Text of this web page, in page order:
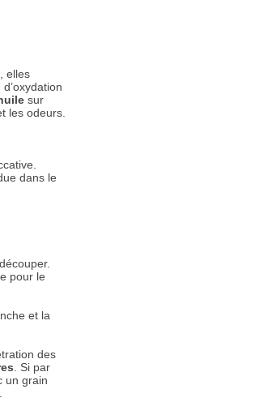
elles
sur
les odeurs.
dans le
pour le
et la
des
. Si par
un grain